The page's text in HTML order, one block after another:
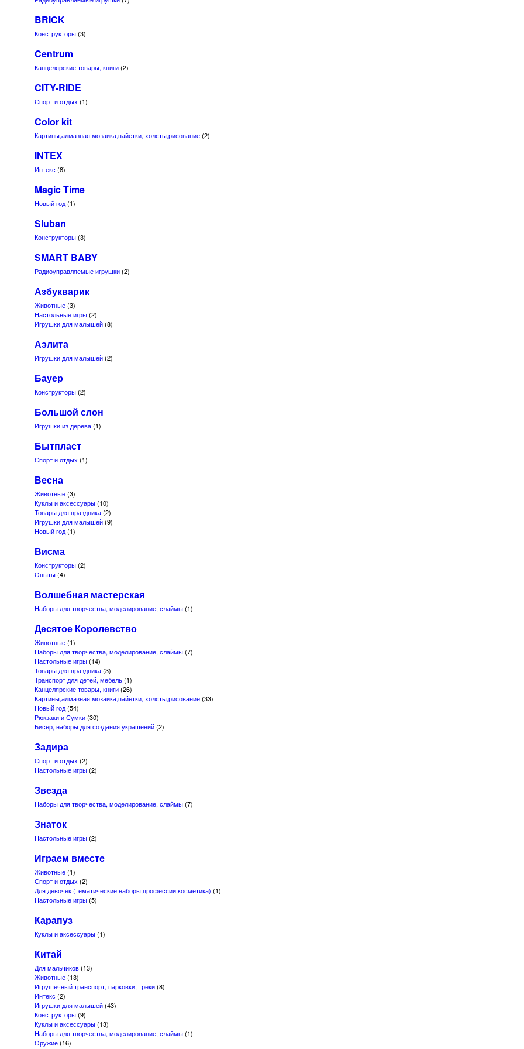
BRICK
Конструкторы(3)
Centrum
Канцелярские товары, книги(2)
CITY-RIDE
Спорт и отдых (1)
Color kit
Картины,алмазная мозаика,пайетки, холсты,рисование(2)
INTEX
Интекс (8)
Magic Time
Новый год(1)
Sluban
Конструкторы(3)
SMART BABY
Радиоуправляемые игрушки(2)
Азбукварик
Животные(3)
Настольные игры(2)
Игрушки для малышей(8)
Аэлита
Игрушки для малышей(2)
Бауер
Конструкторы(2)
Большой слон
Игрушки из дерева(1)
Бытпласт
Спорт и отдых (1)
Весна
Животные(3)
Куклы и аксессуары(10)
Товары для праздника(2)
Игрушки для малышей(9)
Новый год(1)
Висма
Конструкторы(2)
Опыты(4)
Волшебная мастерская
Наборы для творчества, моделирование, слаймы(1)
Десятое Королевство
Животные(1)
Наборы для творчества, моделирование, слаймы(7)
Настольные игры(14)
Товары для праздника(3)
Транспорт для детей, мебель(1)
Канцелярские товары, книги(26)
Картины,алмазная мозаика,пайетки, холсты,рисование(33)
Новый год(54)
Рюкзаки и Сумки(30)
Бисер, наборы для создания украшений(2)
Задира
Спорт и отдых (2)
Настольные игры(2)
Звезда
Наборы для творчества, моделирование, слаймы(7)
Знаток
Настольные игры(2)
Играем вместе
Животные(1)
Спорт и отдых (2)
Для девочек (тематические наборы,профессии,косметика) (1)
Настольные игры(5)
Карапуз
Куклы и аксессуары(1)
Китай
Для мальчиков(13)
Животные(13)
Игрушечный транспорт, парковки, треки(8)
Интекс (2)
Игрушки для малышей(43)
Конструкторы(9)
Куклы и аксессуары(13)
Наборы для творчества, моделирование, слаймы(1)
Оружие(16)